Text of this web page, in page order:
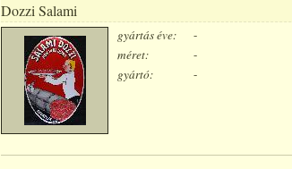
Dozzi Salami
gyártás éve:
-
méret:
-
gyártó:
-